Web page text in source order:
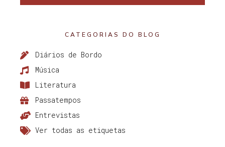
CATEGORIAS DO BLOG
Diários de Bordo
Música
Literatura
Passatempos
Entrevistas
Ver todas as etiquetas